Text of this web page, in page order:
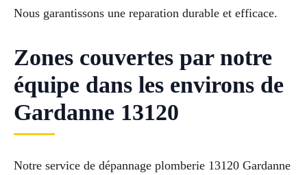
Nous garantissons une reparation durable et efficace.
Zones couvertes par notre
équipe dans les environs de
Gardanne 13120
Notre service de dépannage plomberie 13120 Gardanne